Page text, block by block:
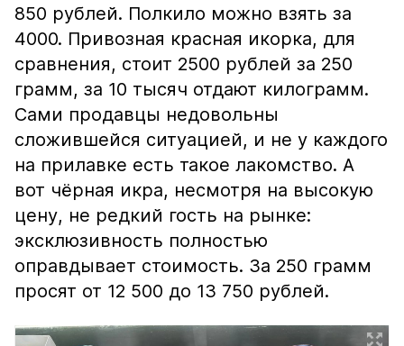
850 рублей. Полкило можно взять за
4000. Привозная красная икорка, для
сравнения, стоит 2500 рублей за 250
грамм, за 10 тысяч отдают килограмм.
Сами продавцы недовольны
сложившейся ситуацией, и не у каждого
на прилавке есть такое лакомство. А
вот чёрная икра, несмотря на высокую
цену, не редкий гость на рынке:
эксклюзивность полностью
оправдывает стоимость. За 250 грамм
просят от 12 500 до 13 750 рублей.